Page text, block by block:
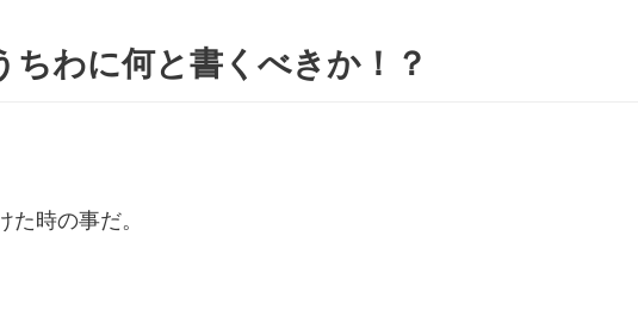
ちわに何と書くべきか！？
た時の事だ。